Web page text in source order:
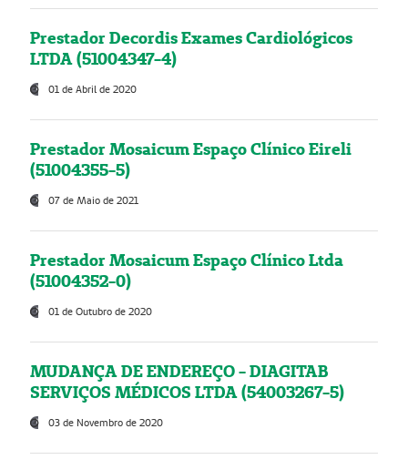
Prestador Decordis Exames Cardiológicos
LTDA (51004347-4)
01 de Abril de 2020
Prestador Mosaicum Espaço Clínico Eireli
(51004355-5)
07 de Maio de 2021
Prestador Mosaicum Espaço Clínico Ltda
(51004352-0)
01 de Outubro de 2020
MUDANÇA DE ENDEREÇO - DIAGITAB
SERVIÇOS MÉDICOS LTDA (54003267-5)
03 de Novembro de 2020